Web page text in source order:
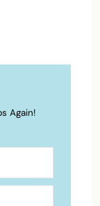
Again!